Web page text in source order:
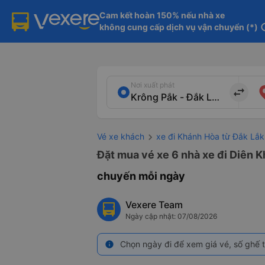
Cam kết hoàn 150% nếu nhà xe
không cung cấp dịch vụ vận chuyển (*)
Nơi xuất phát
import_export
Vé xe khách xe đi Khánh Hòa từ Đắk Lắk
Đặt mua vé xe 6 nhà xe đi Diên
chuyến mỗi ngày
Vexere Team
Ngày cập nhật: 07/08/2026
info Chọn ngày đi để xem giá vé, số